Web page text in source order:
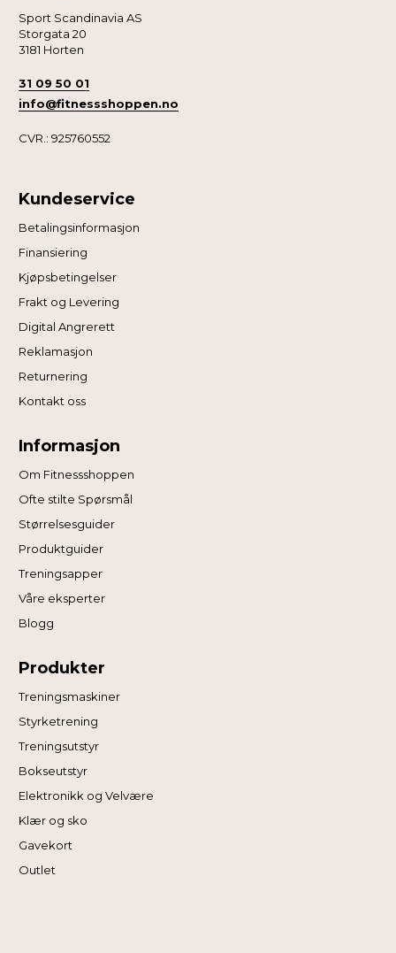
Sport Scandinavia AS
Storgata 20
3181 Horten
31 09 50 01
info@fitnessshoppen.no
CVR.: 925760552
Kundeservice
Betalingsinformasjon
Finansiering
Kjøpsbetingelser
Frakt og Levering
Digital Angrerett
Reklamasjon
Returnering
Kontakt oss
Informasjon
Om Fitnessshoppen
Ofte stilte Spørsmål
Størrelsesguider
Produktguider
Treningsapper
Våre eksperter
Blogg
Produkter
Treningsmaskiner
Styrketrening
Treningsutstyr
Bokseutstyr
Elektronikk og Velvære
Klær og sko
Gavekort
Outlet